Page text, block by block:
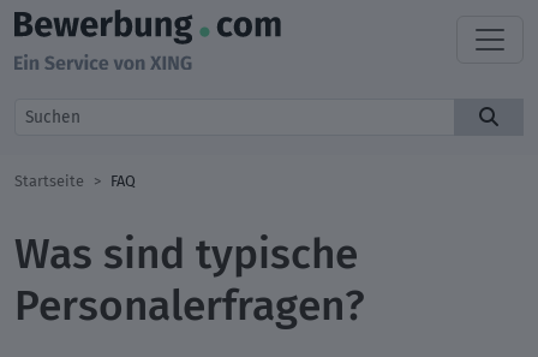
Startseite FAQ
Was sind typische
Personalerfragen?